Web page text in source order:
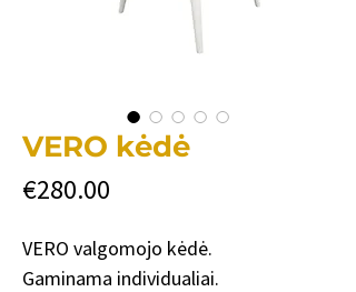
VERO kėdė
€280.00
VERO valgomojo kėdė.
Gaminama individualiai.